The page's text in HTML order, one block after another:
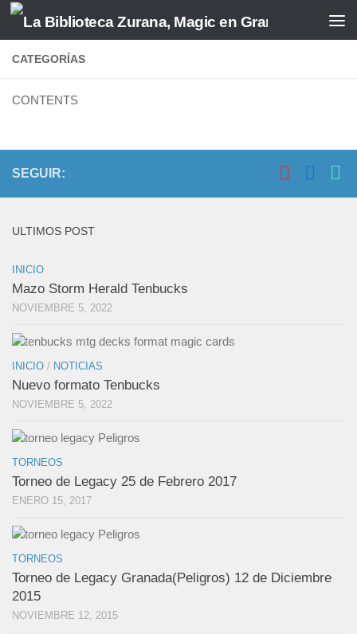
Saltar al contenido
CATEGORÍAS
CONTENTS
SEGUIR:
ULTIMOS POST
INICIO
Mazo Storm Herald Tenbucks
NOVIEMBRE 5, 2022
INICIO / NOTICIAS
Nuevo formato Tenbucks
NOVIEMBRE 5, 2022
TORNEOS
Torneo de Legacy 25 de Febrero 2017
ENERO 15, 2017
TORNEOS
Torneo de Legacy Granada(Peligros) 12 de Diciembre
2015
NOVIEMBRE 12, 2015